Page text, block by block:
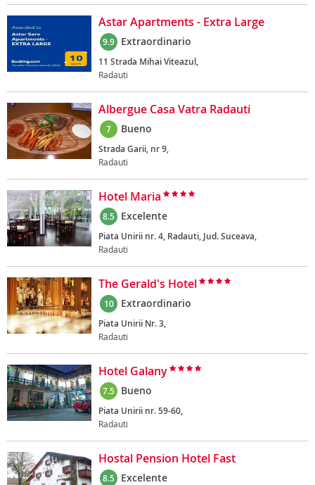
Astar Apartments - Extra Large
9.9 Extraordinario
11 Strada Mihai Viteazul,
Radauti
Albergue Casa Vatra Radauti
7 Bueno
Strada Garii, nr 9,
Radauti
Hotel Maria
8.5 Excelente
Piata Unirii nr. 4, Radauti, Jud. Suceava,
Radauti
The Gerald's Hotel
10 Extraordinario
Piata Unirii Nr. 3,
Radauti
Hotel Galany
7.5 Bueno
Piata Unirii nr. 59-60,
Radauti
Hostal Pension Hotel Fast
8.5 Excelente